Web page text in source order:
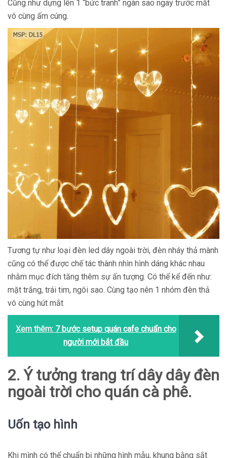
Cũng như dựng lên 1 “bức tranh” ngàn sao ngay trước mắt
vô cùng ấm cúng.
Tương tự như loại đèn led dây ngoài trời, đèn nháy thả mành
cũng có thể được chế tác thành nhìn hình dáng khác nhau
nhằm mục đích tăng thêm sự ấn tượng. Có thể kể đến như:
mặt trắng, trái tim, ngôi sao. Cùng tạo nên 1 nhóm đèn thả
vô cùng hút mắt
Xem thêm: 7 bước setup quán cafe chuẩn cho
người mới bắt đầu
2. Ý tưởng trang trí dây dây đèn
ngoài trời cho quán cà phê.
Uốn tạo hình
Khi mình có thể chuẩn bị những hình mẫu, khung bằng sắt